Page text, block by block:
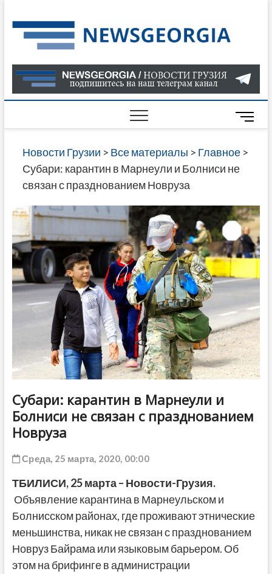
to
content
О
В
ГРУЗИИ
САЙТЕ
M
e
n
t
t
o
n
Новости Грузии > Все материалы > Главное>
Субари: карантин в Марнеули и Болниси не
связан с празднованием Новруза
Субари: карантин в Марнеули и
Болниси не связан с празднованием
Новруза
Среда, 25 марта, 2020, 00:00
ТБИЛИСИ,25марта – Новости-Грузия.
Объявление карантина в Марнеульском и
Болнисском районах, где проживают этнические
меньшинства, никак не связан с празднованием
Новруз Байрама или языковым барьером. Об
этом на брифинге в администрации